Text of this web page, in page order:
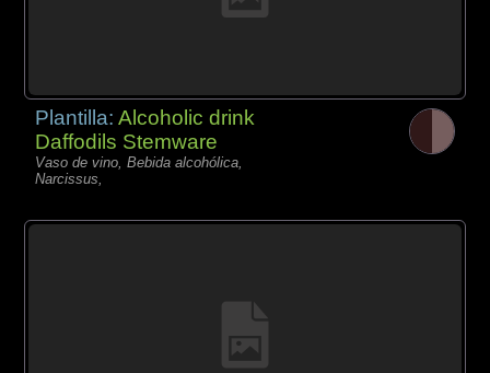
Plantilla:Alcoholic drink
Daffodils Stemware
Vaso de vino, Bebida alcohólica,
Narcissus,